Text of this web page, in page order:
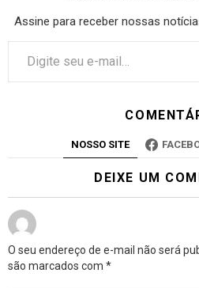
Assine para receber nossas
NOSSO SITE
DEIXE UM
O seu endereço de e-mail não será
são marcados com *